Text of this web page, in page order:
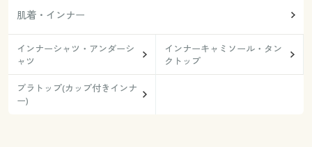
肌着・インナー
インナーシャツ・アンダーシ
ャツ
インナーキャミソール・タン
クトップ
ブラトップ(カップ付きインナ
ー)